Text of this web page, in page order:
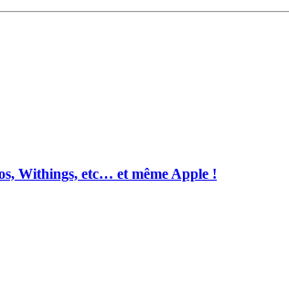
Withings, etc… et même Apple !